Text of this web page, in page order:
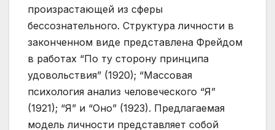
произрастающей из сферы
бессознательного. Структура личности в
законченном виде представлена Фрейдом
в работах “По ту сторону принципа
удовольствия” (1920); “Массовая
психология анализ человеческого “Я”
(1921); “Я” и “Оно” (1923). Предлагаемая
модель личности представляет собой